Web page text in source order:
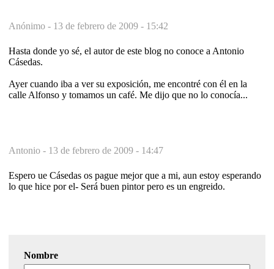
Anónimo - 13 de febrero de 2009 - 15:42
Hasta donde yo sé, el autor de este blog no conoce a Antonio
Cásedas.
Ayer cuando iba a ver su exposición, me encontré con él en la
calle Alfonso y tomamos un café. Me dijo que no lo conocía...
Antonio - 13 de febrero de 2009 - 14:47
Espero ue Cásedas os pague mejor que a mi, aun estoy esperando
lo que hice por el- Será buen pintor pero es un engreido.
Nombre